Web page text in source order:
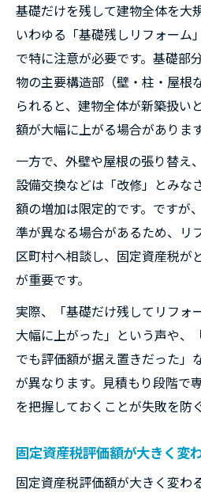
基礎だけを残して建物全体を大
いわゆる「基礎残しリフォーム
で特に注意が必要です。基礎部
物の主要構造部（壁・柱・屋根
られると、建物全体が新築扱い
額が大幅に上がる場合があります
一方で、外壁や屋根の張り替え
設備交換などは「改修」とみな
額の増加は限定的です。ですが
準が異なる場合があるため、リ
区町村へ相談し、固定資産税が
が重要です。
実際、「基礎だけ残してリフォ
大幅に上がった」という声や、
でも評価額が据え置きだった」
が異なります。見積もり段階で
を把握しておくことが失敗を防
固定資産税評価額が大きく変
固定資産税評価額が大きく変わ